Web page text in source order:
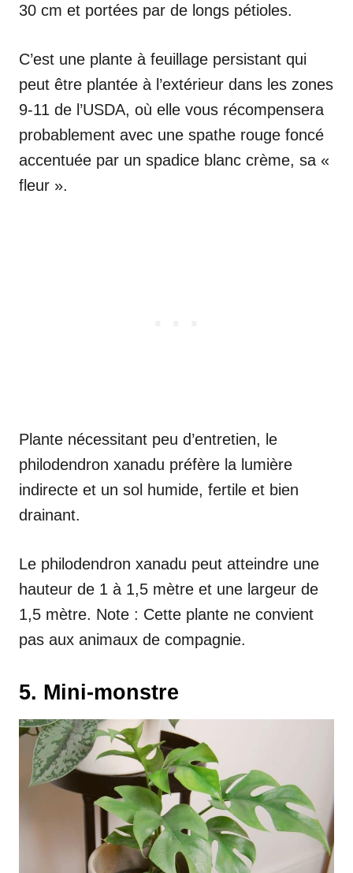
30 cm et portées par de longs pétioles.
C’est une plante à feuillage persistant qui
peut être plantée à l’extérieur dans les zones
9-11 de l’USDA, où elle vous récompensera
probablement avec une spathe rouge foncé
accentuée par un spadice blanc crème, sa «
fleur ».
Plante nécessitant peu d’entretien, le
philodendron xanadu préfère la lumière
indirecte et un sol humide, fertile et bien
drainant.
Le philodendron xanadu peut atteindre une
hauteur de 1 à 1,5 mètre et une largeur de
1,5 mètre. Note : Cette plante ne convient
pas aux animaux de compagnie.
5. Mini-monstre